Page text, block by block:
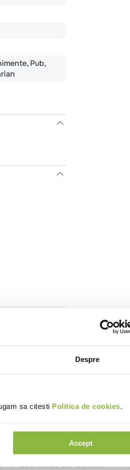
Despre
sa citesti Politica de cookies.
Accept
Pub
CH501050 Choice®
Ceai verde bio Sencha